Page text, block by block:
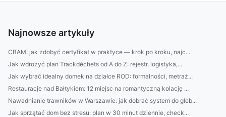
Najnowsze artykuły
CBAM: jak zdobyć certyfikat w praktyce — krok po kroku, najc...
Jak wdrożyć plan Trackdéchets od A do Z: rejestr, logistyka,...
Jak wybrać idealny domek na działce ROD: formalności, metraż...
Restauracje nad Bałtykiem: 12 miejsc na romantyczną kolację ...
Nawadnianie trawników w Warszawie: jak dobrać system do gleb...
Jak sprzątać dom bez stresu: plan w 30 minut dziennie, check...